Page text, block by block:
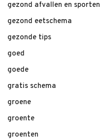
gezond afvallen en sporten
gezond eetschema
gezonde tips
goed
goede
gratis schema
groene
groente
groenten